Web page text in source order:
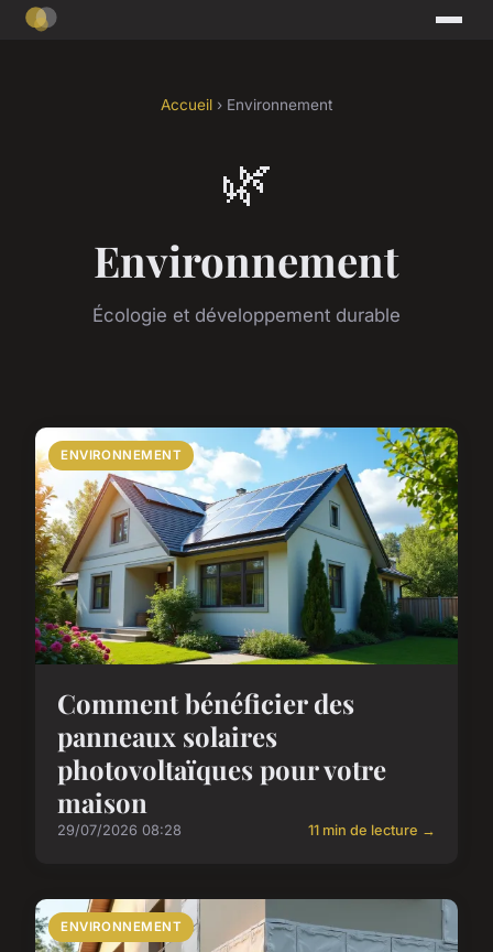
Accueil › Environnement
🌿
Environnement
Écologie et développement durable
ENVIRONNEMENT
Comment bénéficier des
panneaux solaires
photovoltaïques pour votre
maison
29/07/2026 08:28 11 min de lecture →
ENVIRONNEMENT